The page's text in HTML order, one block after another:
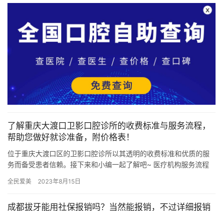
了解重庆大渡口卫影口腔诊所的收费标准与服务流程，
帮助您做好就诊准备，附价格表！
位于重庆大渡口区的卫影口腔诊所以其透明的收费标准和优质的服
务而备受患者信赖。接下来和小编一起了解吧~ 医疗机构服务流程
等…
全民爱美 2023年8月15日
成都拔牙能用社保报销吗？当然能报销，不过详细报销